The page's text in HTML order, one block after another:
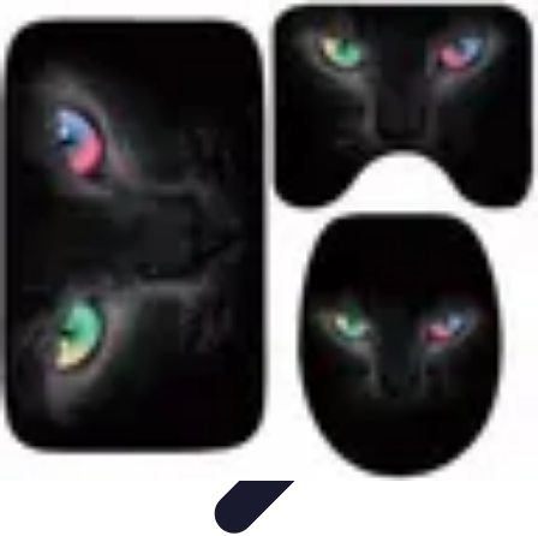
Guidance Créateurs
Guidance et Mentorat
Outils et RessourcesAccompagnement et
Mentorat
Inspiration
Guidance Créateurs